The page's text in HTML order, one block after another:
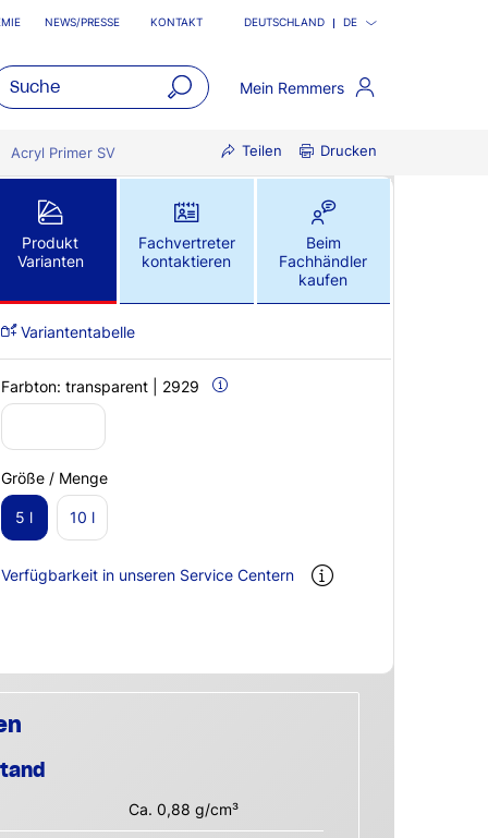
NEWS/PRESSE KONTAKT DEUTSCHLAND DE
Mein Remmers
Acryl Primer SV Teilen Drucken
Produkt
Varianten
Fachvertreter
kontaktieren
Beim
Fachhändler
kaufen
Variantentabelle
Farbton: transparent | 2929
Größe / Menge
5 l 10 l
Verfügbarkeit in unseren Service Centern
Ca. 0,88 g/cm³